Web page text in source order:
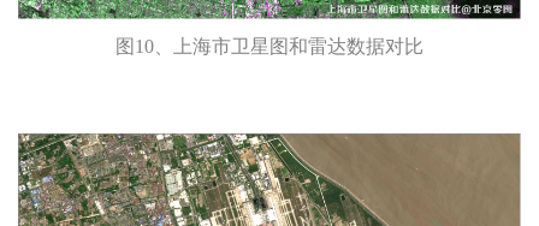
图10、上海市卫星图和雷达数据对比